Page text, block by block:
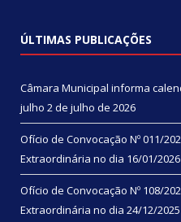
ÚLTIMAS PUBLICAÇÕES
Câmara Municipal informa
julho 2 de julho de 2026
Ofício de Convocação Nº 011/
Extraordinária no dia 16/01/2026
Ofício de Convocação Nº 108/
Extraordinária no dia 24/12/2025